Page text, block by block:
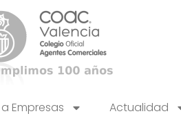
Empresas Actualidad